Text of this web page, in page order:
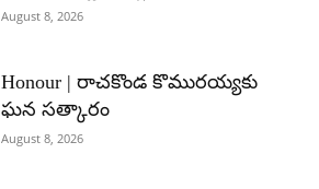
August 8, 2026
Honour | రాచకొండ కొమురయ్యకు
ఘన సత్కారం
August 8, 2026